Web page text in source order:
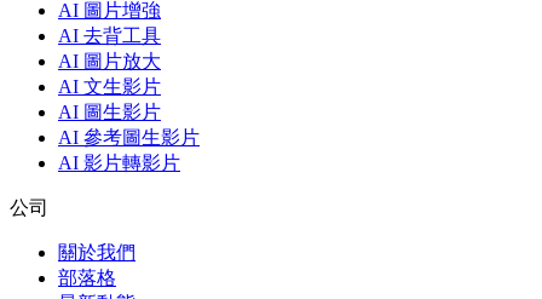
AI 圖片增強
AI 去背工具
AI 圖片放大
AI 文生影片
AI 圖生影片
AI 參考圖生影片
AI 影片轉影片
公司
關於我們
部落格